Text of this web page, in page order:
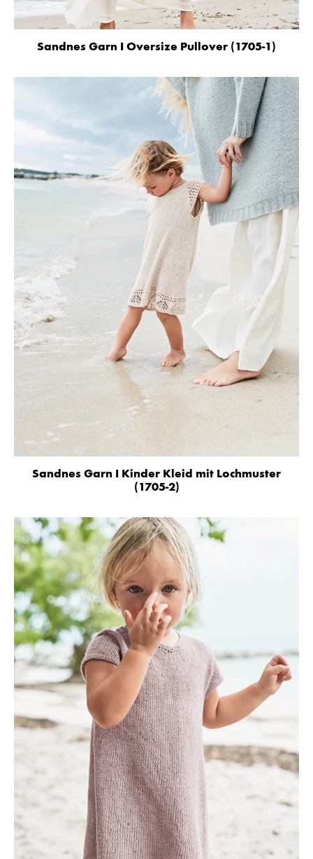
Sandnes Garn I Oversize Pullover (1705-1)
Sandnes Garn I Kinder Kleid mit Lochmuster
(1705-2)